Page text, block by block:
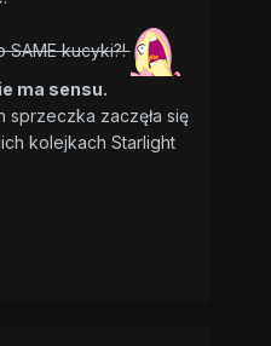
SAME kucyki?!
ma sensu.
sprzeczka zaczęła się
kolejkach Starlight